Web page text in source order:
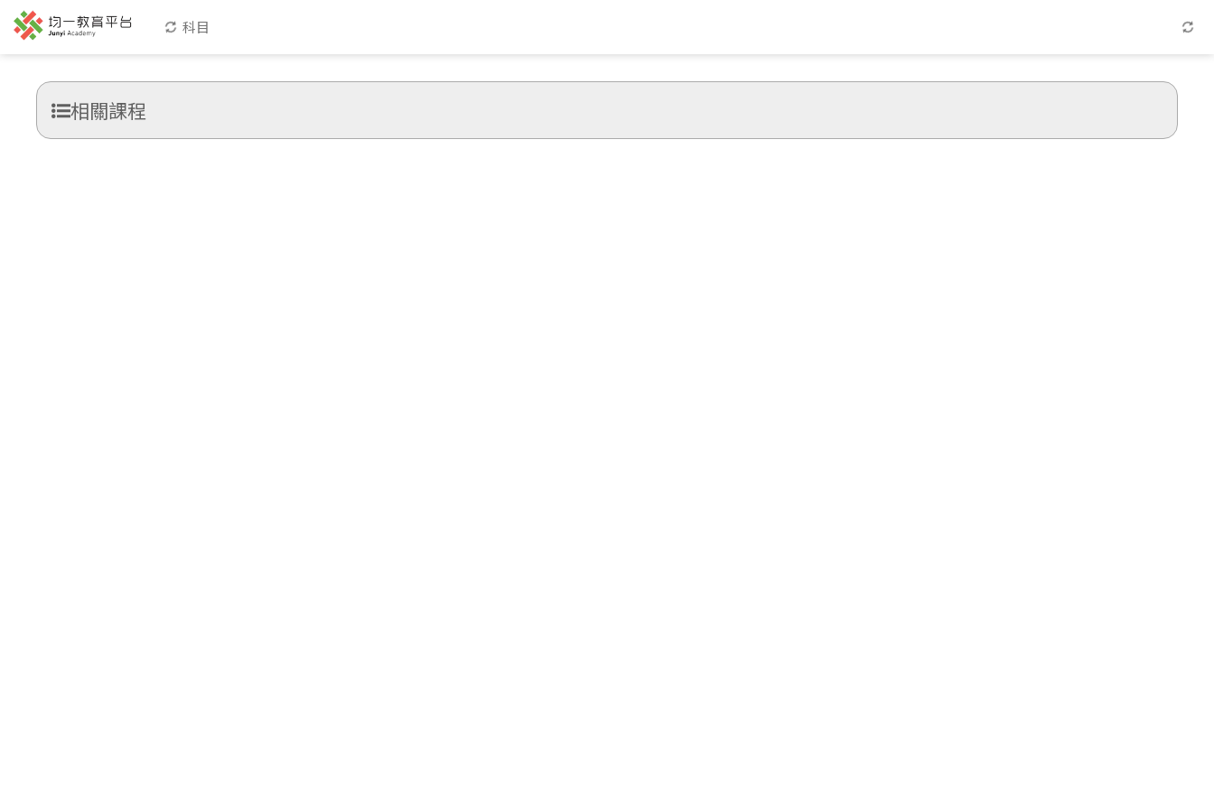
科目
相關課程